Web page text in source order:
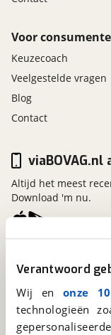
Verantwoord
Wij en onze
technologieën
Voor
Keuzecoach
Veelgestelde vragen
Blog
Contact
Kosterijland
Een initiatief
BOVAG
viaBOVAG.nl
Altijd het meest
Download 'm nu.